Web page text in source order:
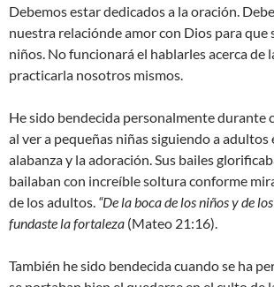
Debemos estar dedicados a la oración.
nuestra relaciónde amor con Dios para que
niños. No funcionará el hablarles acerca de
practicarla nosotros mismos.
He sido bendecida personalmente durante
al ver a pequeñas niñas siguiendo a adultos
alabanza y la adoración. Sus bailes
bailaban con increíble soltura conforme
de los adultos. “De la boca de los niños y de
fundaste la fortaleza (Mateo 21:16).
También he sido bendecida cuando se ha